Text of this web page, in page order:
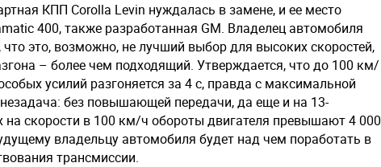
КПП Corolla Levin нуждалась в замене, и ее место
400, также разработанная GM. Владелец автомобиля
что это, возможно, не лучший выбор для высоких скоростей,
– более чем подходящий. Утверждается, что до 100 км/
усилий разгоняется за 4 с, правда с максимальной
без повышающей передачи, да еще и на 13-
скорости в 100 км/ч обороты двигателя превышают 4 000
владельцу автомобиля будет над чем поработать в
трансмиссии.